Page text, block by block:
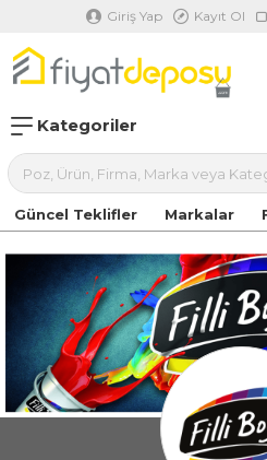
Giriş Yap Kayıt Ol
Kategoriler
Güncel Teklifler Markalar